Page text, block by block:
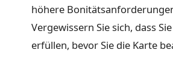
höhere
Vergewissern Sie sich, dass
erfüllen, bevor Sie die Karte